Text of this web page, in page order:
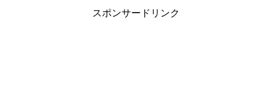
スポンサードリンク